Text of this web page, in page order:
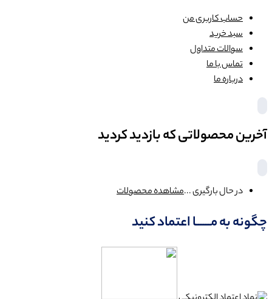
حساب کاربری من
سبد خرید
سوالات متداول
تماس با ما
درباره ما
آخرین محصولاتی که بازدید کردید
در حال بارگیری ...مشاهده محصولات
چگونه به مــــــا اعتماد کنید